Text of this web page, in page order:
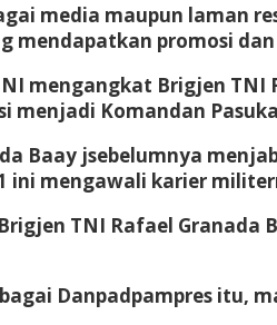
media maupun laman
mendapatkan promosi
mengangkat Brigjen
Komandan
Baay jsebelumnya
ini mengawali karier
TNI Rafael
Danpadpampres itu,